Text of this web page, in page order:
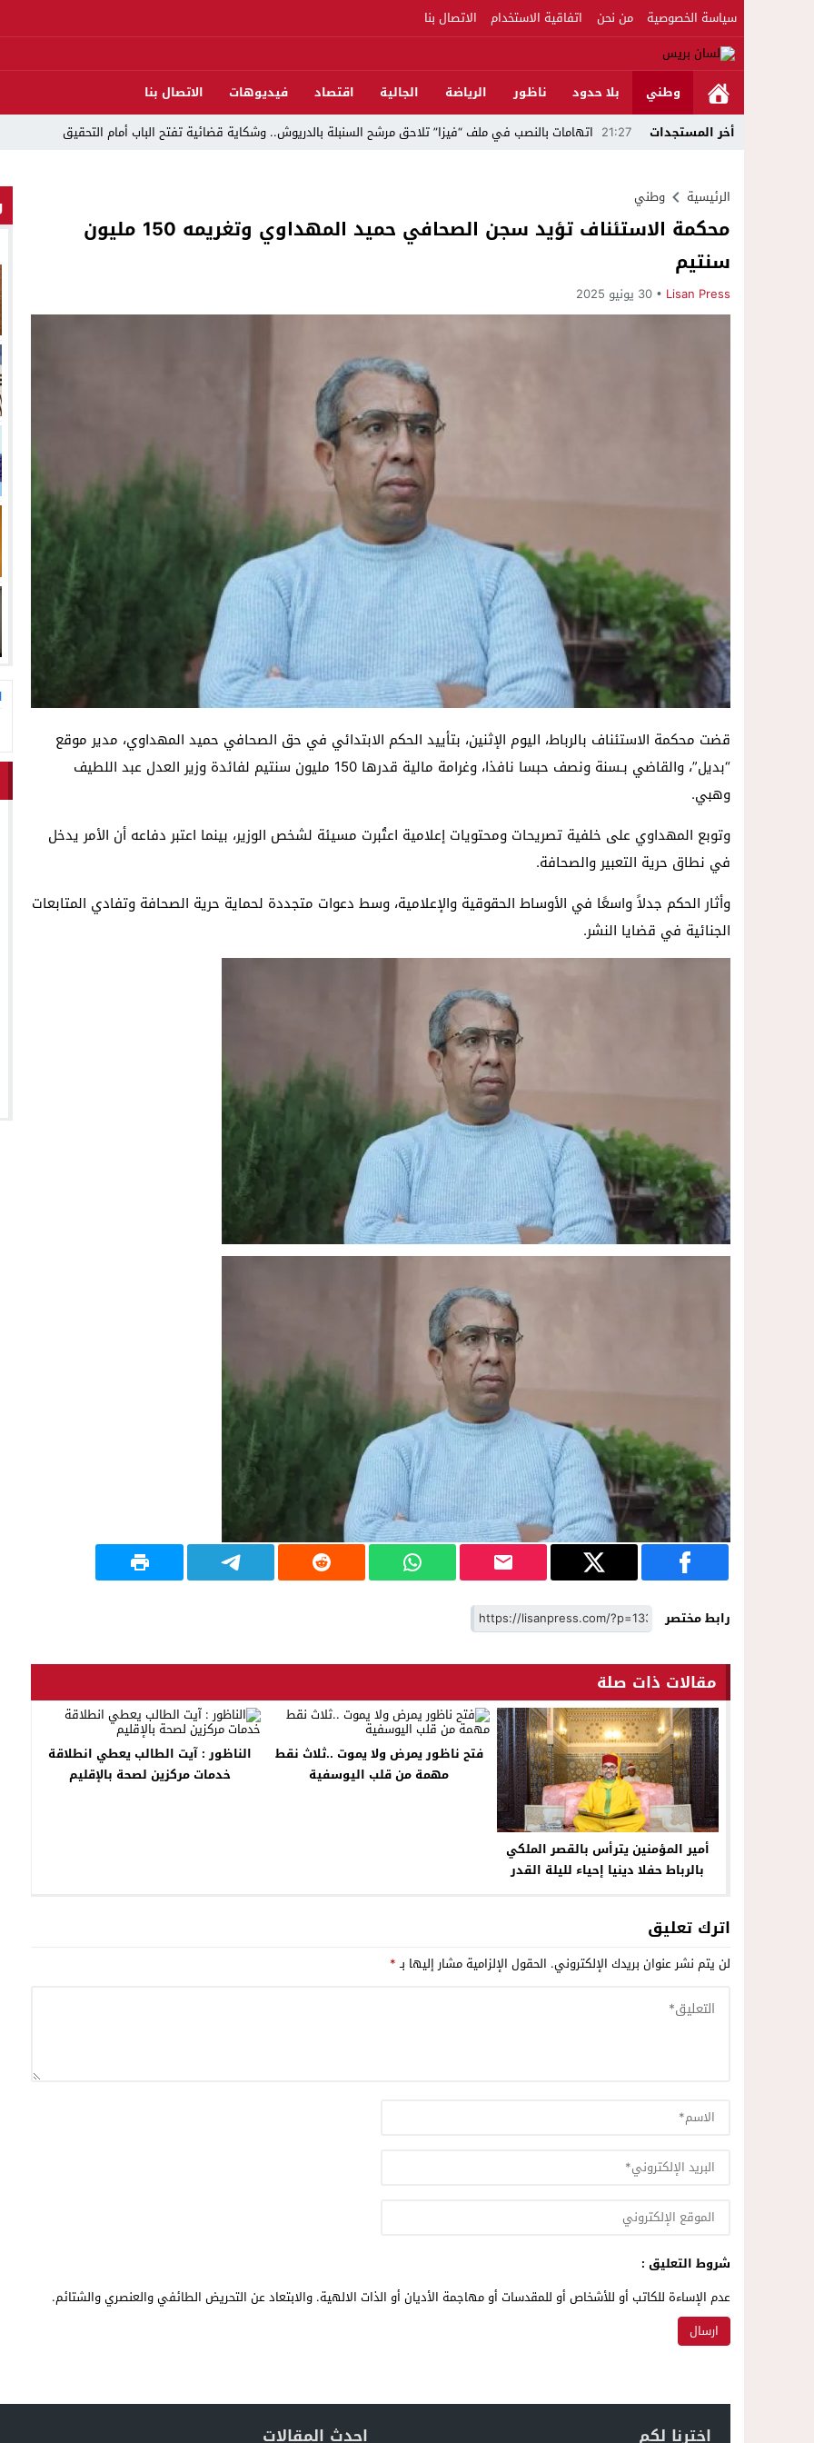
سياسة الخصوصية من نحن اتفاقية الاستخدام الاتصال بنا
وطني بلا حدود ناظور الرياضة الجالية اقتصاد فيديوهات
الاتصال بنا
أخر المستجدات
21:27 اتهامات بالنصب في ملف “فيزا” تلاحق مرشح السنبلة بالدريوش.. وشكاية قضائية تفتح الباب أمام التحقيق
22:45 جمعية الجالية للنقل الدولي تخلد عيد العرش واليوم الوطني للمهاجر بحفل وطني بالناظور
22:15 فيديو..استنفار بحي أفيديون براقة بعد اندلاع حريق داخل ضيعة فلاحية
فيديو ..بعد تدخل عامل الناظور.أرباب قوارب مارشيكا يعلقون احتجاجهم ويختارون الحوار خدمةً لمصلحة الإقليم
داخل المحكمة..زوجة تمزق أوراق الطلاق وتحتضن زوجها في لحظة أعادت الأمل المغاربةةصف واحد لموجهة
الرئيسية وطني
محكمة الاستئناف تؤيد سجن الصحافي حميد المهداوي وتغريمه 150 مليون
سنتيم
Lisan Press 30 يونيو 2025
قضت محكمة الاستئناف بالرباط، اليوم الإثنين، بتأييد الحكم الابتدائي في حق الصحافي حميد المهداوي، مدير موقع
“بديل”، والقاضي بـسنة ونصف حبسا نافذا، وغرامة مالية قدرها 150 مليون سنتيم لفائدة وزير العدل عبد اللطيف
وهبي.
وتوبع المهداوي على خلفية تصريحات ومحتويات إعلامية اعتُبرت مسيئة لشخص الوزير، بينما اعتبر دفاعه أن الأمر يدخل
في نطاق حرية التعبير والصحافة.
وأثار الحكم جدلاً واسعًا في الأوساط الحقوقية والإعلامية، وسط دعوات متجددة لحماية حرية الصحافة وتفادي المتابعات
الجنائية في قضايا النشر.
رابط مختصر
مقالات ذات صلة
أمير المؤمنين يترأس بالقصر الملكي
بالرباط حفلا دينيا إحياء لليلة القدر
فتح ناظور يمرض ولا يموت ..ثلاث نقط
مهمة من قلب اليوسفية
الناظور : آيت الطالب يعطي انطلاقة
خدمات مركزين لصحة بالإقليم
اترك تعليق
لن يتم نشر عنوان بريدك الإلكتروني. الحقول الإلزامية مشار إليها بـ*
شروط التعليق :
عدم الإساءة للكاتب أو للأشخاص أو للمقدسات أو مهاجمة الأديان أو الذات الالهية. والابتعاد عن التحريض الطائفي والعنصري والشتائم.
اخترنا لكم احدث المقالات